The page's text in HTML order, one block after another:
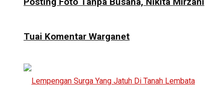
Tuai Komentar Warganet